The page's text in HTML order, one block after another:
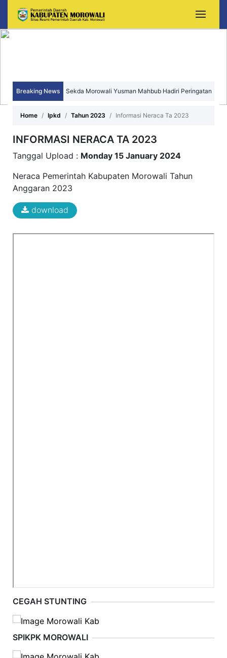
Breaking News Sekda Morowali Yusman Mahbub Hadiri Peringatan
Home Ipkd Tahun 2023 Informasi Neraca Ta 2023
INFORMASI NERACA TA 2023
Tanggal Upload : Monday 15 January 2024
Neraca Pemerintah Kabupaten Morowali Tahun
Anggaran 2023
download
CEGAH STUNTING
SPIKPK MOROWALI